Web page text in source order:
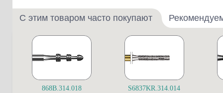
С этим товаром часто покупают
868B.314.018 S6837KR.314.014